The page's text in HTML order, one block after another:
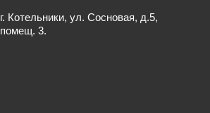
г. Котельники, ул. Сосновая, д.5,
помещ. 3.